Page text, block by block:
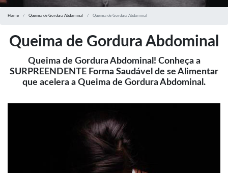
Home Queima de Gordura Abdominal Queima de Gordura Abdominal
Queima de Gordura Abdominal
Queima de Gordura Abdominal! Conheça a
SURPREENDENTE Forma Saudável de se Alimentar
que acelera a Queima de Gordura Abdominal.